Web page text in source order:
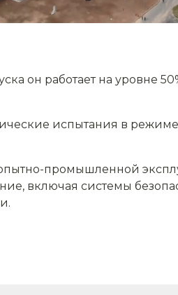
он работает на уровне
испытания в режиме
промышленной
включая системы